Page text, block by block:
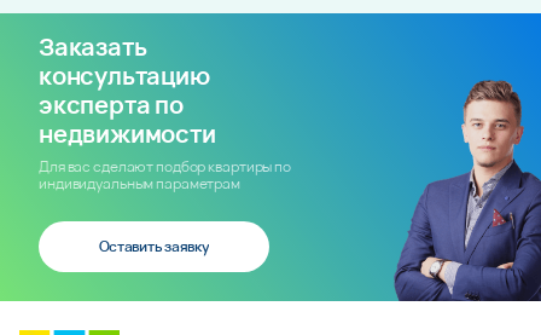
Заказать
консультацию
эксперта по
недвижимости
Для вас сделают подбор квартиры по
индивидуальным параметрам
Оставить заявку